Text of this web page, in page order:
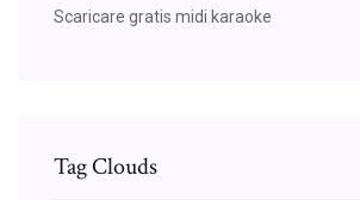
Scaricare gratis midi karaoke
Tag Clouds